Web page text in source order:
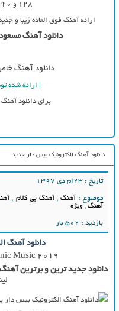
۱۲۸ و ۳۲۰ به همراه متن ترانه
ارائه آهنگ فوق العاده زیبا و
دانلود آهنگ
دانلود آهنگ
—–| ارائه شده
برای دانلود
دانلود آهنگ الکترونیک بیس دار جدید
تاریخ : ۲۳ام دی ۱۳۹۷
موضوع : آهنگ, آهنگ بی کلام ,
آهنگ, ویژه
بازدید : 502 بار
دانلود آهنگ
Music 2019
دانلود جدید ترین و برترین